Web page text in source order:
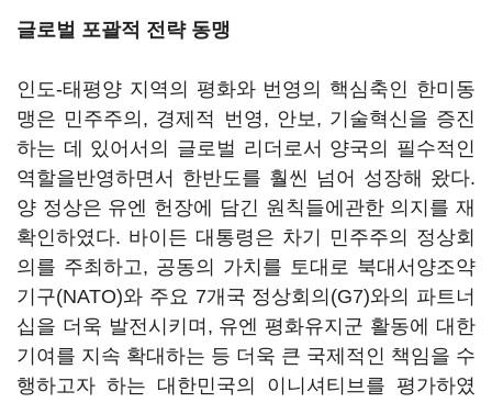
글로벌 포괄적 전략 동맹
인도-태평양 지역의 평화와 번영의 핵심축인 한미동
맹은 민주주의, 경제적 번영, 안보, 기술혁신을 증진
하는 데 있어서의 글로벌 리더로서 양국의 필수적인
역할을반영하면서 한반도를 훨씬 넘어 성장해 왔다.
양 정상은 유엔 헌장에 담긴 원칙들에관한 의지를 재
확인하였다. 바이든 대통령은 차기 민주주의 정상회
의를 주최하고, 공동의 가치를 토대로 북대서양조약
기구(NATO)와 주요 7개국 정상회의(G7)와의 파트너
십을 더욱 발전시키며, 유엔 평화유지군 활동에 대한
기여를 지속 확대하는 등 더욱 큰 국제적인 책임을 수
행하고자 하는 대한민국의 이니셔티브를 평가하였